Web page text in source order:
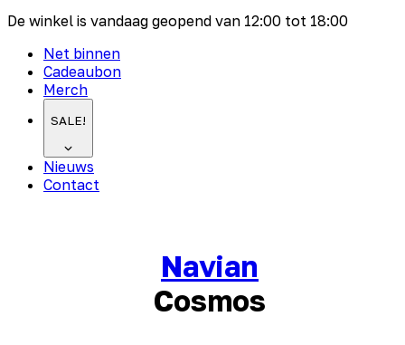
De winkel is vandaag geopend van 12:00 tot 18:00
Net binnen
Cadeaubon
Merch
SALE!
Nieuws
Contact
Navian
Cosmos